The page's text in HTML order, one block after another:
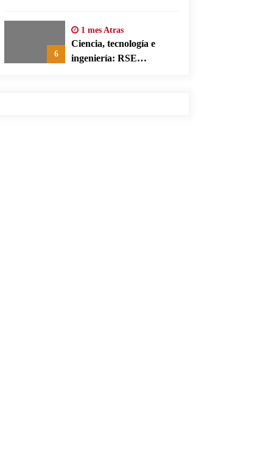
6
1 mes Atras
Ciencia, tecnología e
ingeniería: RSE